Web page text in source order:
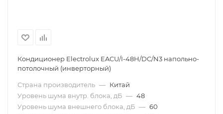
Кондиционер Electrolux EACU/I-48H/DC/N3 напольно-
потолочный (инверторный)
Страна производитель — Китай
Уровень шума внутр. блока, дБ — 48
Уровень шума внешнего блока, дБ — 60